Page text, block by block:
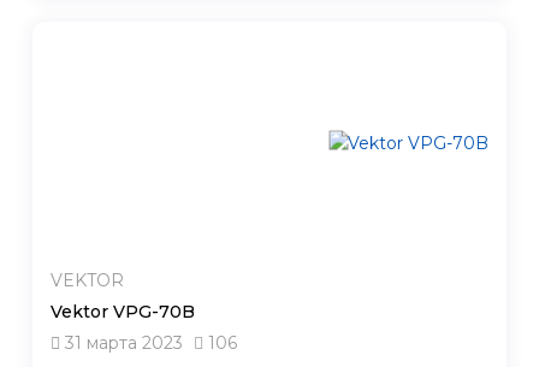
VEKTOR
Vektor VPG-70B
31 марта 2023
106